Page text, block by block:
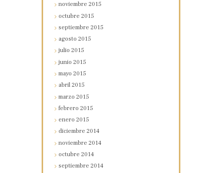
noviembre2015
octubre2015
septiembre2015
agosto2015
julio2015
junio2015
mayo2015
abril2015
marzo2015
febrero2015
enero2015
diciembre2014
noviembre2014
octubre2014
septiembre2014